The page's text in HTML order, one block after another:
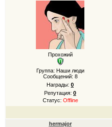
Прохожий
Группа: Наши люди
Сообщений: 8
Награды: 0
Репутация: 0
Статус: Offline
hermajor